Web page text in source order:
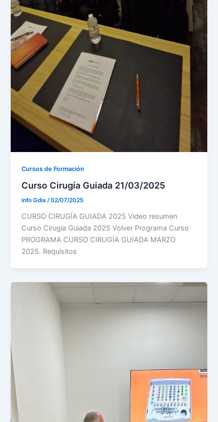
Cursos de Formación
Curso Cirugía Guiada 21/03/2025
info Gdia/02/07/2025
CURSO CIRUGÍA GUIADA 2025 Video resumen
Curso Cirugía Guiada 2025 Volver Programa Curso
PROGRAMA CURSO CIRUGÍA GUIADA MARZO
2025. Requisitos